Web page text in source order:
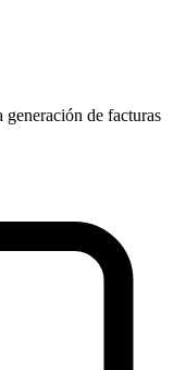
de facturas